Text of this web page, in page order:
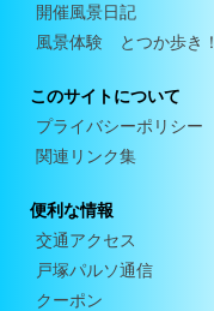
開催風景日記
風景体験 とつか歩き！
このサイトについて
プライバシーポリシー
関連リンク集
便利な情報
交通アクセス
戸塚パルソ通信
クーポン